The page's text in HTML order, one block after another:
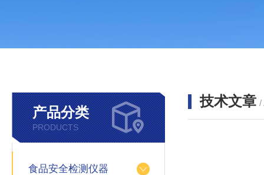
产品分类
PRODUCTS
食品安全检测仪器
技术文章 /